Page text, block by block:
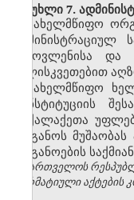
მუხლი 7.
სახელმწიფო
გამოვლენისა
სულისკვეთებით
სახელმწიფო
კონსტიტუციის
მოქალაქეთა
ორგანოს
ორგანოების
საქართველოს
ნორმატიული აქტების